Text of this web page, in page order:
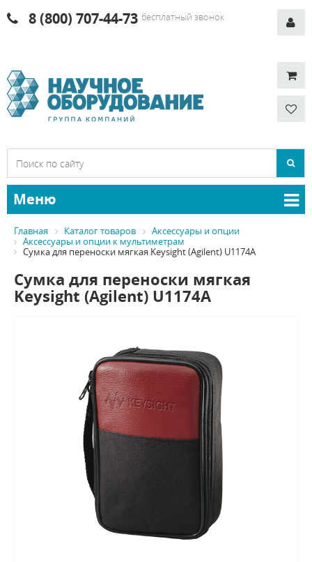
8 (800) 707-44-73 бесплатный звонок
Меню
Главная Каталог товаров
Аксессуары и опции
Аксессуары и опции к мультиметрам
Сумка для переноски мягкая Keysight (Agilent) U1174A
Сумка для переноски мягкая
Keysight (Agilent) U1174A